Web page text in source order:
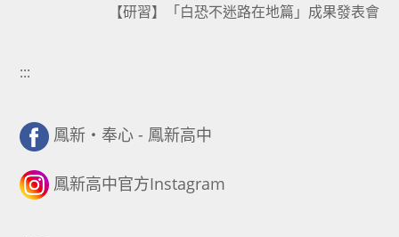
【研習】「白恐不迷路在地篇」成果發表會
:::
鳳新・奉心 - 鳳新高中
鳳新高中官方Instagram